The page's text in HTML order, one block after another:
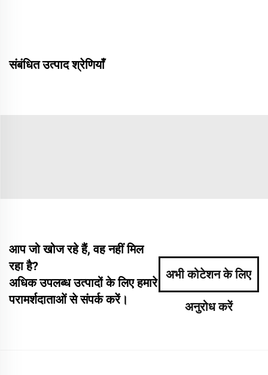
संबंधित उत्पाद श्रेणियाँ
आप जो खोज रहे हैं, वह नहीं मिल
रहा है?
अधिक उपलब्ध उत्पादों के लिए हमारे
परामर्शदाताओं से संपर्क करें।
अभी कोटेशन के लिए
अनुरोध करें